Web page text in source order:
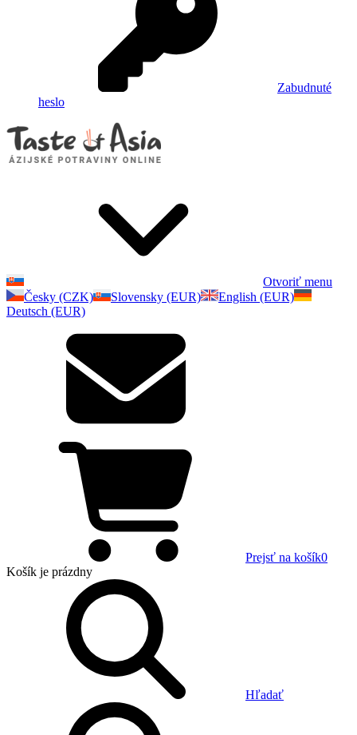
Zabudnuté
heslo
Otvoriť menu
Česky (CZK)
Slovensky (EUR)
English (EUR)
Deutsch (EUR)
Prejsť na košík0
Košík je prázdny
Hľadať